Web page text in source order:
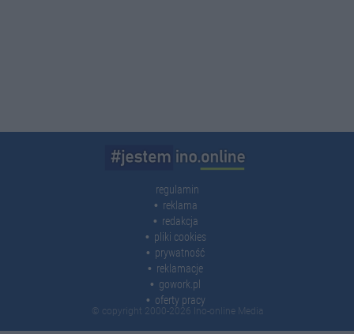
regulamin
reklama
redakcja
pliki cookies
prywatność
reklamacje
gowork.pl
oferty pracy
© copyright 2000-2026 Ino-online Media